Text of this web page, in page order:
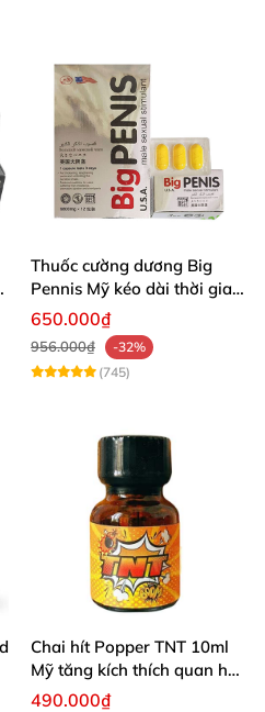
Thuốc cường dương Big
Pennis Mỹ kéo dài thời gian
hiệu quả
650.000₫
956.000₫
-32%
(745)
Chai hít Popper TNT 10ml
Mỹ tăng kích thích quan hệ
sảng khoái
490.000₫